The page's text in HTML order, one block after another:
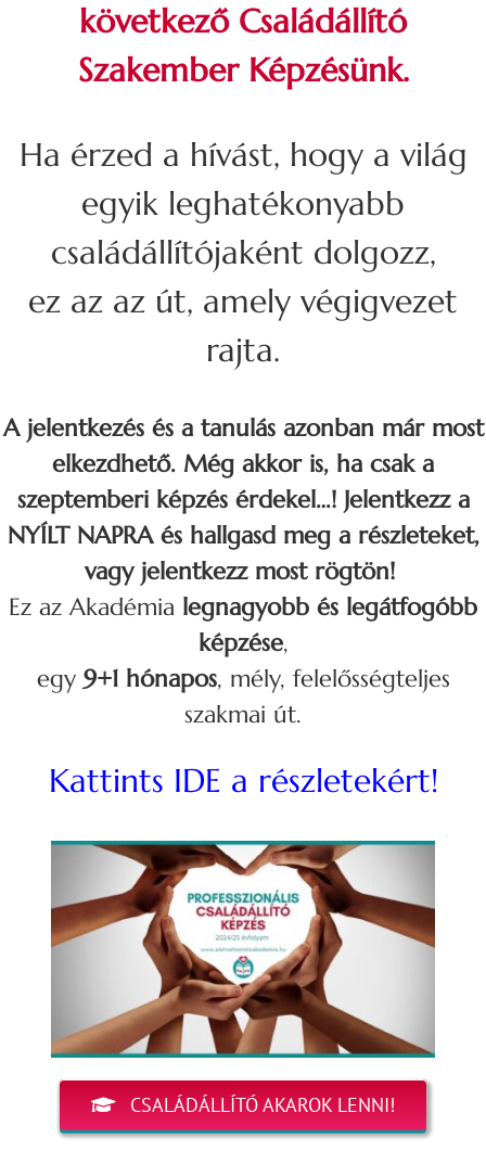
következő Családállító
Szakember Képzésünk.
Ha érzed a hívást, hogy a világ
egyik leghatékonyabb
családállítójaként dolgozz,
ez az az út, amely végigvezet
rajta.
A jelentkezés és a tanulás azonban már most
elkezdhető. Még akkor is, ha csak a
szeptemberi képzés érdekel…! Jelentkezz a
NYÍLT NAPRA és hallgasd meg a részleteket,
vagy jelentkezz most rögtön!
Ez az Akadémia legnagyobb és legátfogóbb
képzése,
egy 9+1 hónapos, mély, felelősségteljes
szakmai út.
Kattints IDE a részletekért!
CSALÁDÁLLÍTÓ AKAROK LENNI!